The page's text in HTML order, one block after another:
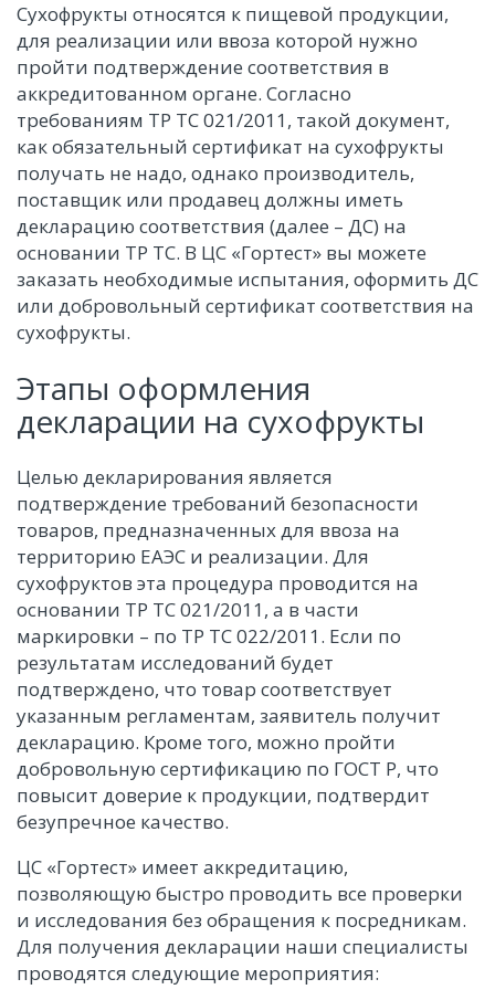
Сухофрукты относятся к пищевой продукции,
для реализации или ввоза которой нужно
пройти подтверждение соответствия в
аккредитованном органе. Согласно
требованиям ТР ТС 021/2011, такой документ,
как обязательный сертификат на сухофрукты
получать не надо, однако производитель,
поставщик или продавец должны иметь
декларацию соответствия (далее – ДС) на
основании ТР ТС. В ЦС «Гортест» вы можете
заказать необходимые испытания, оформить ДС
или добровольный сертификат соответствия на
сухофрукты.
Этапы оформления
декларации на сухофрукты
Целью декларирования является
подтверждение требований безопасности
товаров, предназначенных для ввоза на
территорию ЕАЭС и реализации. Для
сухофруктов эта процедура проводится на
основании ТР ТС 021/2011, а в части
маркировки – по ТР ТС 022/2011. Если по
результатам исследований будет
подтверждено, что товар соответствует
указанным регламентам, заявитель получит
декларацию. Кроме того, можно пройти
добровольную сертификацию по ГОСТ Р, что
повысит доверие к продукции, подтвердит
безупречное качество.
ЦС «Гортест» имеет аккредитацию,
позволяющую быстро проводить все проверки
и исследования без обращения к посредникам.
Для получения декларации наши специалисты
проводятся следующие мероприятия: